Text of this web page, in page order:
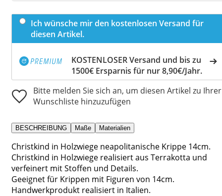
Ich wünsche mir den kostenlosen Versand für
diesen Artikel.
KOSTENLOSER Versand und bis zu
1500€ Ersparnis für nur 8,90€/Jahr.
Bitte melden Sie sich an, um diesen Artikel zu Ihrer
Wunschliste hinzuzufügen
BESCHREIBUNG Maße Materialien
Christkind in Holzwiege neapolitanische Krippe 14cm.
Christkind in Holzwiege realisiert aus Terrakotta und
verfeinert mit Stoffen und Details.
Geeignet für Krippen mit Figuren von 14cm.
Handwerkprodukt realisiert in Italien.